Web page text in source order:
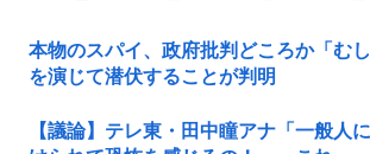
本物のスパイ、政府批判どころか「む
を演じて潜伏することが判明
【議論】テレ東・田中瞳アナ「一般人